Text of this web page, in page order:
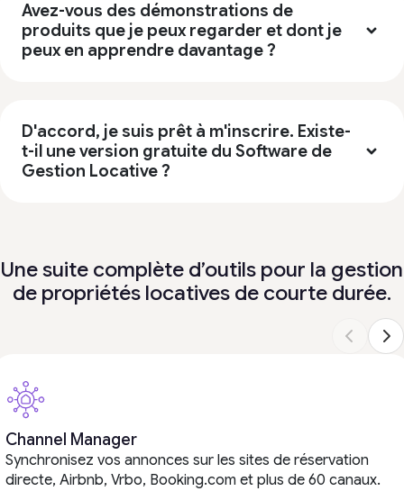
Avez-vous des démonstrations de
produits que je peux regarder et dont je
peux en apprendre davantage ?
D'accord, je suis prêt à m'inscrire. Existe-
t-il une version gratuite du Software de
Gestion Locative ?
Une suite complète d’outils pour la gestion
de propriétés locatives de courte durée.
Channel Manager
Synchronisez vos annonces sur les sites de réservation
directe, Airbnb, Vrbo, Booking.com et plus de 60 canaux.